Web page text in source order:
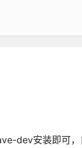
dev安装即可